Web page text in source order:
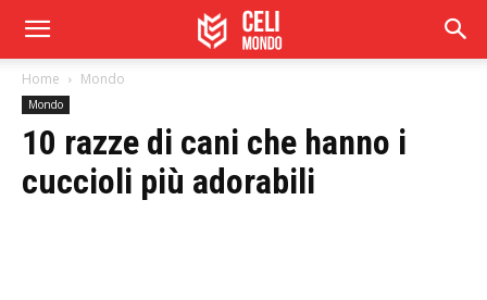
Home Mondo
Mondo
10 razze di cani che hanno i
cuccioli più adorabili